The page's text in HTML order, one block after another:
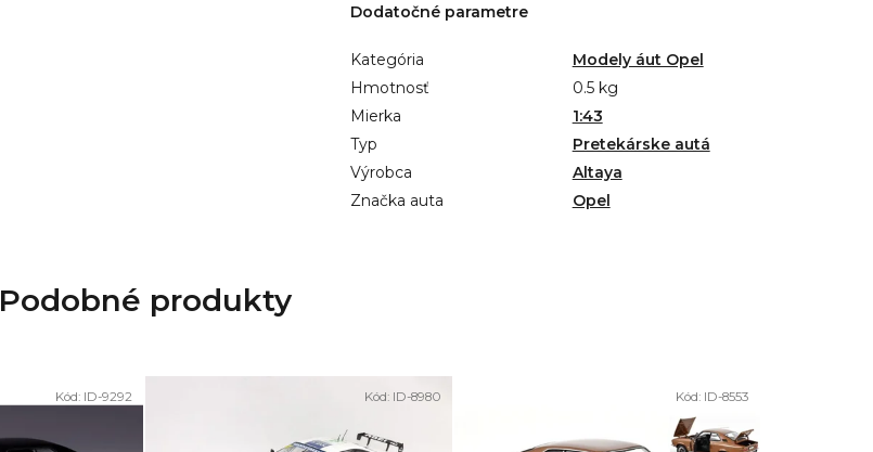
Dodatočné parametre
Kategória
Modely áut Opel
Hmotnosť
0.5 kg
Mierka
1:43
Typ
Pretekárske autá
Výrobca
Altaya
Značka auta
Opel
Podobné produkty
Kód: ID-9292 Kód: ID-8980 Kód: ID-8553